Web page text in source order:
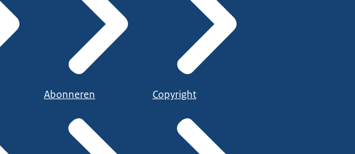
Abonneren Copyright